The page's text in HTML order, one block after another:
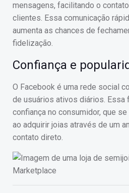
mensagens, facilitando o
clientes. Essa comunicação
aumenta as chances de
fidelização.
Confiança e
O Facebook é uma rede social
de usuários ativos diários. Essa
confiança no consumidor, que
ao adquirir joias através de um
contato direto.